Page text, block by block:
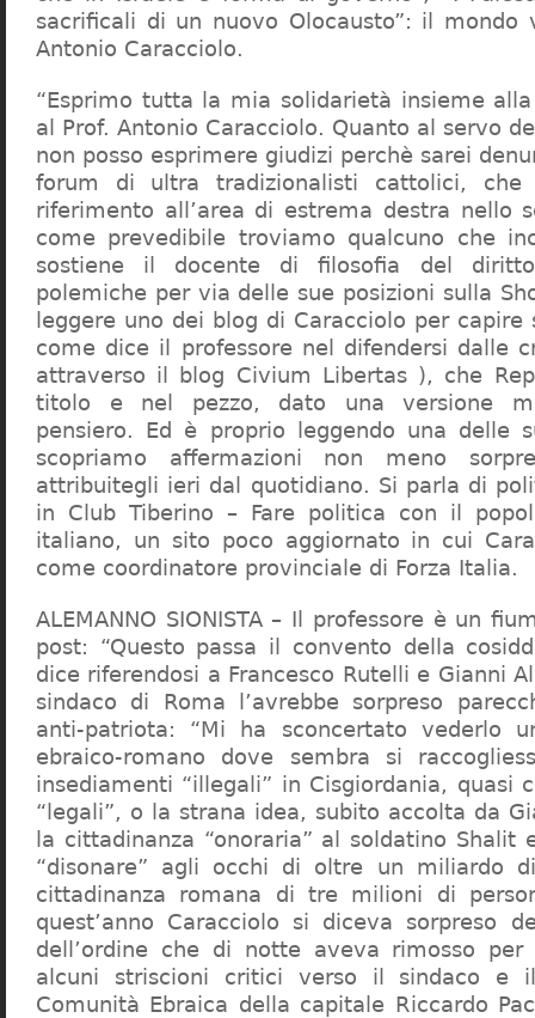
sacrificali di un nuovo Olocausto”: il mondo
Antonio Caracciolo.
“Esprimo tutta la mia solidarietà insieme
al Prof. Antonio Caracciolo. Quanto al servo
non posso esprimere giudizi perchè sarei
forum di ultra tradizionalisti cattolici,
riferimento all’area di estrema destra nello
come prevedibile troviamo qualcuno che
sostiene il docente di filosofia del
polemiche per via delle sue posizioni sulla
leggere uno dei blog di Caracciolo per
come dice il professore nel difendersi dalle
attraverso il blog Civium Libertas ), che
titolo e nel pezzo, dato una versione
pensiero. Ed è proprio leggendo una delle
scopriamo affermazioni non meno
attribuitegli ieri dal quotidiano. Si parla di
in Club Tiberino – Fare politica con il
italiano, un sito poco aggiornato in cui
come coordinatore provinciale di Forza Italia.
ALEMANNO SIONISTA – Il professore è un
post: “Questo passa il convento della
dice riferendosi a Francesco Rutelli e Gianni
sindaco di Roma l’avrebbe sorpreso
anti-patriota: “Mi ha sconcertato vederlo
ebraico-romano dove sembra si
insediamenti “illegali” in Cisgiordania, quasi
“legali”, o la strana idea, subito accolta da
la cittadinanza “onoraria” al soldatino Shalit
“disonare” agli occhi di oltre un miliardo
cittadinanza romana di tre milioni di
quest’anno Caracciolo si diceva sorpreso
dell’ordine che di notte aveva rimosso
alcuni striscioni critici verso il sindaco e
Comunità Ebraica della capitale Riccardo